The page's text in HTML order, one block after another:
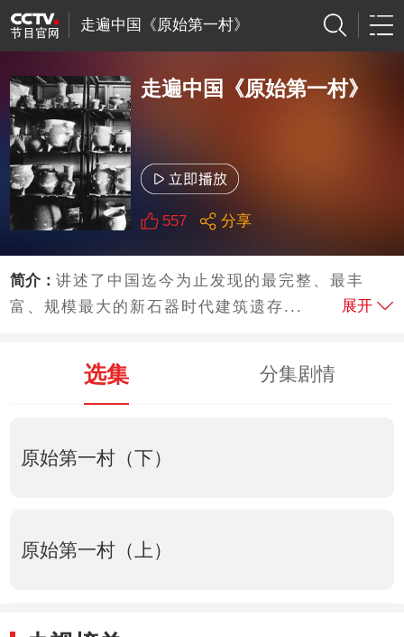
走遍中国《原始第一村》
走遍中国《原始第一村》
557 分享
简介：讲述了中国迄今为止发现的最完整、最丰
富、规模最大的新石器时代建筑遗存...
展开
选集 分集剧情
原始第一村（下）
原始第一村（上）